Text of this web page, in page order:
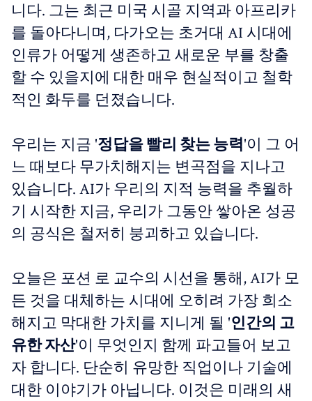
니다. 그는 최근 미국 시골 지역과 아프리카
를 돌아다니며, 다가오는 초거대 AI 시대에
인류가 어떻게 생존하고 새로운 부를 창출
할 수 있을지에 대한 매우 현실적이고 철학
적인 화두를 던졌습니다.
우리는 지금 '정답을 빨리 찾는 능력'이 그 어
느 때보다 무가치해지는 변곡점을 지나고
있습니다. AI가 우리의 지적 능력을 추월하
기 시작한 지금, 우리가 그동안 쌓아온 성공
의 공식은 철저히 붕괴하고 있습니다.
오늘은 포션 로 교수의 시선을 통해, AI가 모
든 것을 대체하는 시대에 오히려 가장 희소
해지고 막대한 가치를 지니게 될 '인간의 고
유한 자산'이 무엇인지 함께 파고들어 보고
자 합니다. 단순히 유망한 직업이나 기술에
대한 이야기가 아닙니다. 이것은 미래의 새